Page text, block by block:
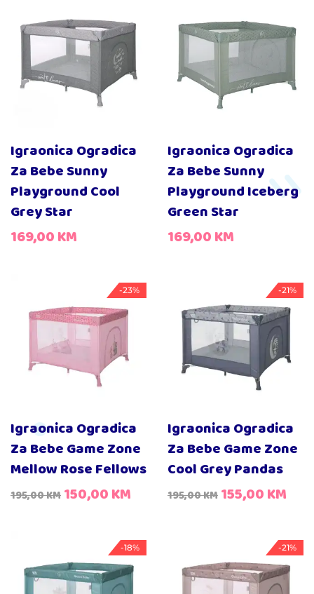
Igraonica Ogradica
Za Bebe Sunny
Playground Cool
Grey Star
169,00KM
Igraonica Ogradica
Za Bebe Sunny
Playground Iceberg
Green Star
169,00KM
-23%
Igraonica Ogradica
Za Bebe Game Zone
Mellow Rose Fellows
195,00KM 150,00KM
-21%
Igraonica Ogradica
Za Bebe Game Zone
Cool Grey Pandas
195,00KM 155,00KM
-18% -21%